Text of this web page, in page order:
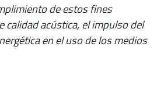
de estos fines
acústica, el impulso del
en el uso de los medios